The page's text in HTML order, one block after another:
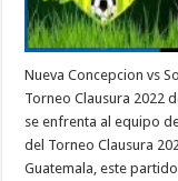
Nueva Concepcion vs
Torneo Clausura 2022
se enfrenta al equipo
del Torneo Clausura
Guatemala, este